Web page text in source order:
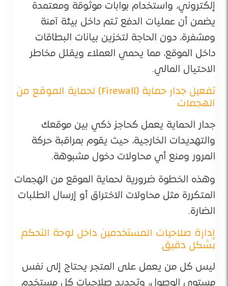
إلكتروني، واستخدام بوابات موثوقة ومعتمدة
يضمن أن عمليات الدفع تتم داخل بيئة آمنة
ومشفرة، دون الحاجة لتخزين بيانات البطاقات
داخل الموقع، مما يحمي العملاء ويقلل مخاطر
الاحتيال المالي.
تفعيل جدار حماية (Firewall) لحماية الموقع من
الهجمات
جدار الحماية يعمل كحاجز ذكي بين موقعك
والتهديدات الخارجية، حيث يقوم بمراقبة حركة
المرور ومنع أي محاولات دخول مشبوهة.
وهذه الخطوة ضرورية لحماية الموقع من الهجمات
المتكررة مثل محاولات الاختراق أو إرسال الطلبات
الضارة.
إدارة صلاحيات المستخدمين داخل لوحة التحكم
بشكل دقيق
ليس كل من يعمل على المتجر يحتاج إلى نفس
مستوى الوصول، وتحديد صلاحيات كل مستخدم